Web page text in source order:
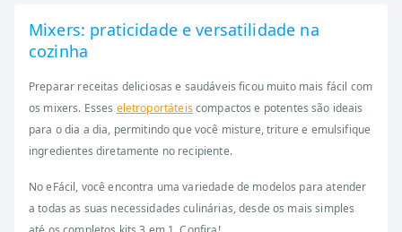
Mixers: praticidade e versatilidade na
cozinha
Preparar receitas deliciosas e saudáveis ficou muito mais fácil com
os mixers. Esses eletroportáteiscompactos e potentes são ideais
para o dia a dia, permitindo que você misture, triture e emulsifique
ingredientes diretamente no recipiente.
No eFácil, você encontra uma variedade de modelos para atender
a todas as suas necessidades culinárias, desde os mais simples